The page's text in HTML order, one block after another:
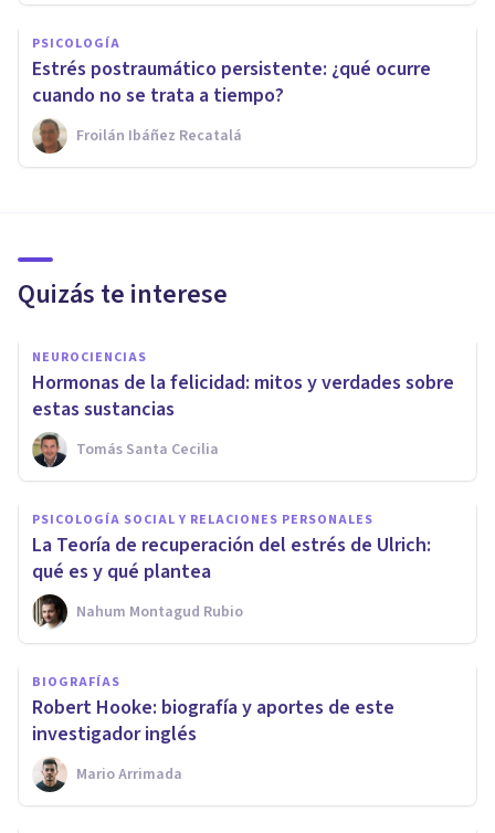
PSICOLOGÍA
Estrés postraumático persistente: ¿qué ocurre
cuando no se trata a tiempo?
Froilán Ibáñez Recatalá
Quizás te interese
NEUROCIENCIAS
Hormonas de la felicidad: mitos y verdades sobre
estas sustancias
Tomás Santa Cecilia
PSICOLOGÍA SOCIAL Y RELACIONES PERSONALES
La Teoría de recuperación del estrés de Ulrich:
qué es y qué plantea
Nahum Montagud Rubio
BIOGRAFÍAS
Robert Hooke: biografía y aportes de este
investigador inglés
Mario Arrimada